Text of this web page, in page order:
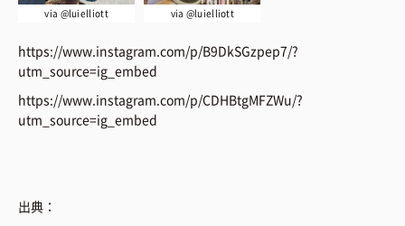
via @luielliott via @luielliott
https://www.instagram.com/p/B9DkSGzpep7/?
utm_source=ig_embed
https://www.instagram.com/p/CDHBtgMFZWu/?
utm_source=ig_embed
出典：